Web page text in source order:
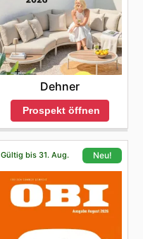
Dehner
Prospekt öffnen
Gültig bis 31. Aug. Neu!